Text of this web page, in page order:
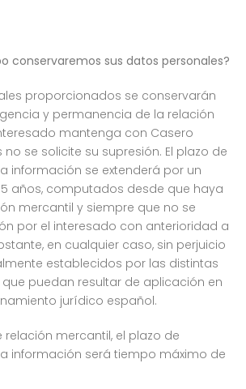
conservaremos sus datos personales?
proporcionados se conservarán
y permanencia de la relación
mantenga con Casero
se solicite su supresión. El plazo de
información se extenderá por un
años, computados desde que haya
mercantil y siempre que no se
por el interesado con anterioridad a
en cualquier caso, sin perjuicio
establecidos por las distintas
puedan resultar de aplicación en
jurídico español.
mercantil, el plazo de
información será tiempo máximo de